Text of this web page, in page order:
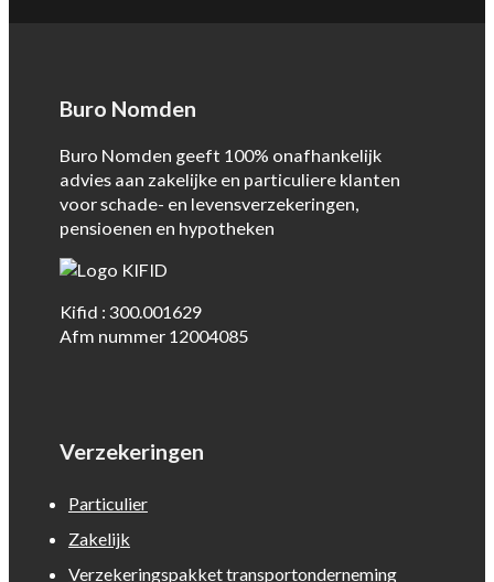
Buro Nomden
Buro Nomden geeft 100% onafhankelijk
advies aan zakelijke en particuliere klanten
voor schade- en levensverzekeringen,
pensioenen en hypotheken
Kifid : 300.001629
Afm nummer 12004085
Verzekeringen
Particulier
Zakelijk
Verzekeringspakket transportonderneming